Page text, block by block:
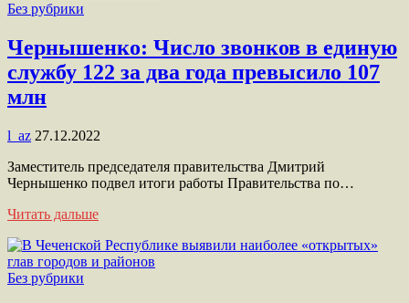
Без рубрики
Чернышенко: Число звонков в единую
службу 122 за два года превысило 107
млн
l_az 27.12.2022
Заместитель председателя правительства Дмитрий
Чернышенко подвел итоги работы Правительства по…
Читать дальше
Без рубрики